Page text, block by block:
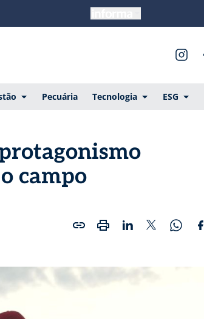
Pecuária Tecnologia ESG
campo